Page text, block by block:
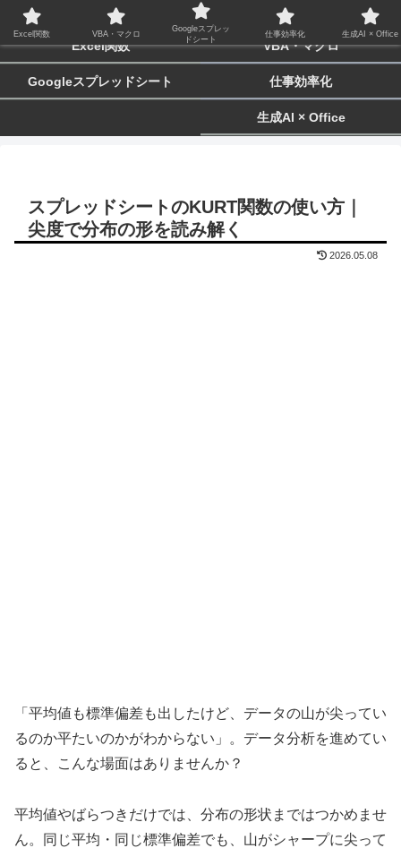
biz-tactics
Excel関数 VBA・マクロ
Googleスプレッドシート 仕事効率化
生成AI × Office
スプレッドシートのKURT関数の使い方｜
尖度で分布の形を読み解く
2026.05.08
「平均値も標準偏差も出したけど、データの山が尖ってい
るのか平たいのかがわからない」。データ分析を進めてい
ると、こんな場面はありませんか？
平均値やばらつきだけでは、分布の形状まではつかめませ
ん。同じ平均・同じ標準偏差でも、山がシャープに尖って
Excel関数 VBA・マクロ
Googleスプレッ
ドシート
仕事効率化 生成AI × Office